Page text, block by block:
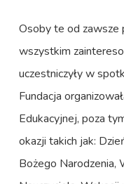
Osoby te od zawsze
wszystkim
uczestniczyły w
Fundacja
Edukacyjnej, poza
okazji takich jak:
Bożego Narodzenia,